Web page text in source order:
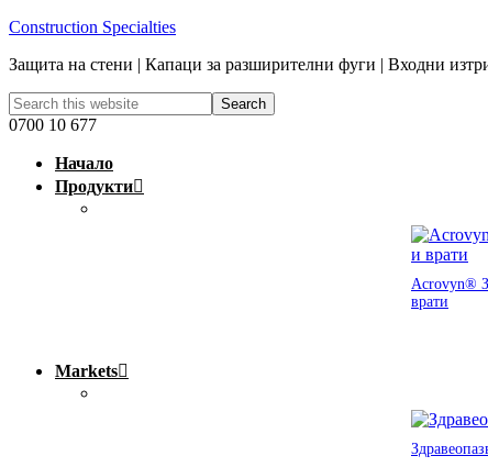
Construction Specialties
Защита на стени | Капаци за разширителни фуги | Входни
0700 10 677
Начало
Продукти
Acrovyn®
врати
Markets